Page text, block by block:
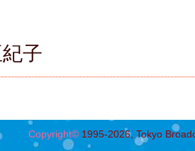
子
Copyright©1995-2026, Tokyo